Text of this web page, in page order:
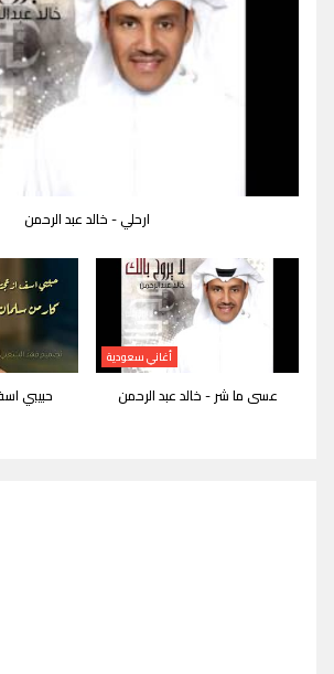
ارحلي - خالد عبد الرحمن
أغاني سعودية
عسى ما شر - خالد عبد الرحمن حبيبي